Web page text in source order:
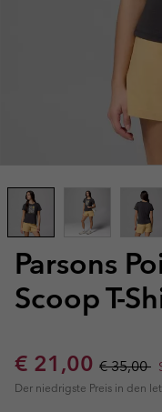
Parsons
Scoop T-
Sale price:
€ 21,00 Regular
€ 35,00
Der niedrigste Preis in den